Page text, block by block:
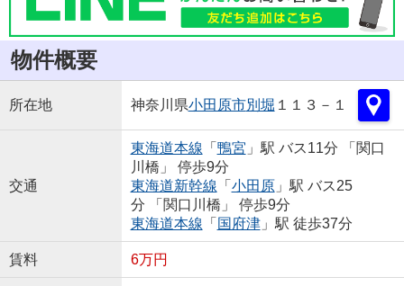
物件概要
所在地 神奈川県小田原市別堀 １１３－１
交通
東海道本線 「 鴨宮 」駅 バス11分 「関口
川橋」 停歩9分
東海道新幹線 「 小田原」駅 バス25
分 「関口川橋」 停歩9分
東海道本線 「 国府津」駅 徒歩37分
賃料 6万円